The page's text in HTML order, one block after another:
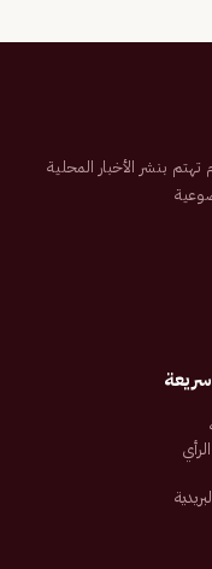
إلكترونية سعودية تم تأسيسها عام 2007م تهتم بنشر الأخبار المحلية